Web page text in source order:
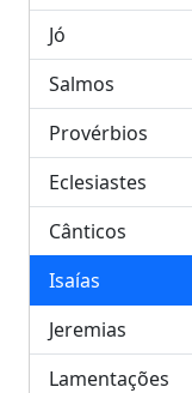
Jó
Salmos
Provérbios
Eclesiastes
Cânticos
Isaías
Jeremias
Lamentações